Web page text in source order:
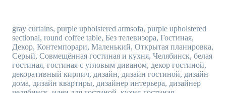
gray curtains, purple upholstered armsofa, purple upholstered
sectional, round coffee table, Без телевизора, Гостиная,
Декор, Контемпорари, Маленький, Открытая планировка,
Серый, Совмещённая гостиная и кухня, Челябинск, белая
гостиная, гостиная с угловым диваном, декор гостиной,
декоративный кирпич, дизайн, дизайн гостиной, дизайн
дома, дизайн квартиры, дизайнер интерьера, дизайнер